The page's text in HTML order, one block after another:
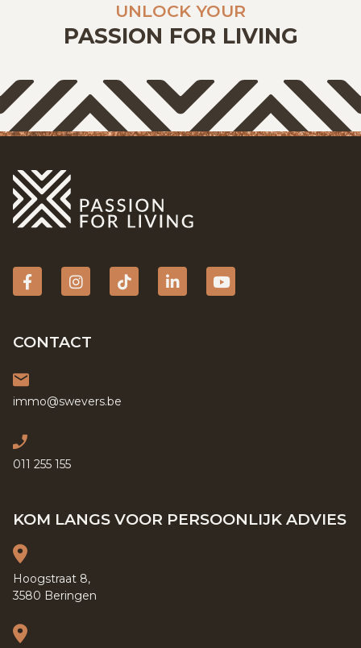
UNLOCK YOUR
PASSION FOR LIVING
FacebookInstagram
tiktokLinkedinYouTube
CONTACT
immo@swevers.be
011 255 155
KOM LANGS VOOR PERSOONLIJK ADVIES
Hoogstraat 8,
3580 Beringen